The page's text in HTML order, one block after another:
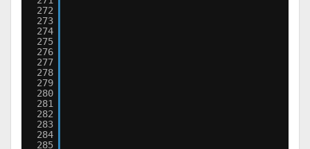
272
273
274
275
276
277
278
279
280
281
282
283
284
285